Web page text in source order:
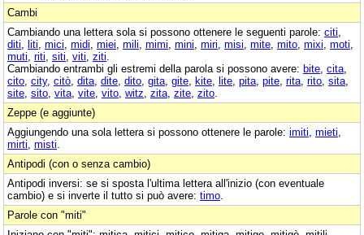
Cambi
Cambiando una lettera sola si possono ottenere le seguenti parole: citi
diti liti mici midi miei mili mimi mini miri misi mite mito mixi moti
muti riti siti viti ziti
Cambiando entrambi gli estremi della parola si possono avere: bite cita
cito city, citò dita dite dito gita gite kite lite pita pite rita rito sita
site sito vita vite vito witz zita zite zito
Zeppe (e aggiunte)
Aggiungendo una sola lettera si possono ottenere le parole: imiti mieti
mirti misti
Antipodi (con o senza cambio)
Antipodi inversi: se si sposta l'ultima lettera all'inizio (con eventuale
cambio) e si inverte il tutto si può avere: timo
Parole con "miti"